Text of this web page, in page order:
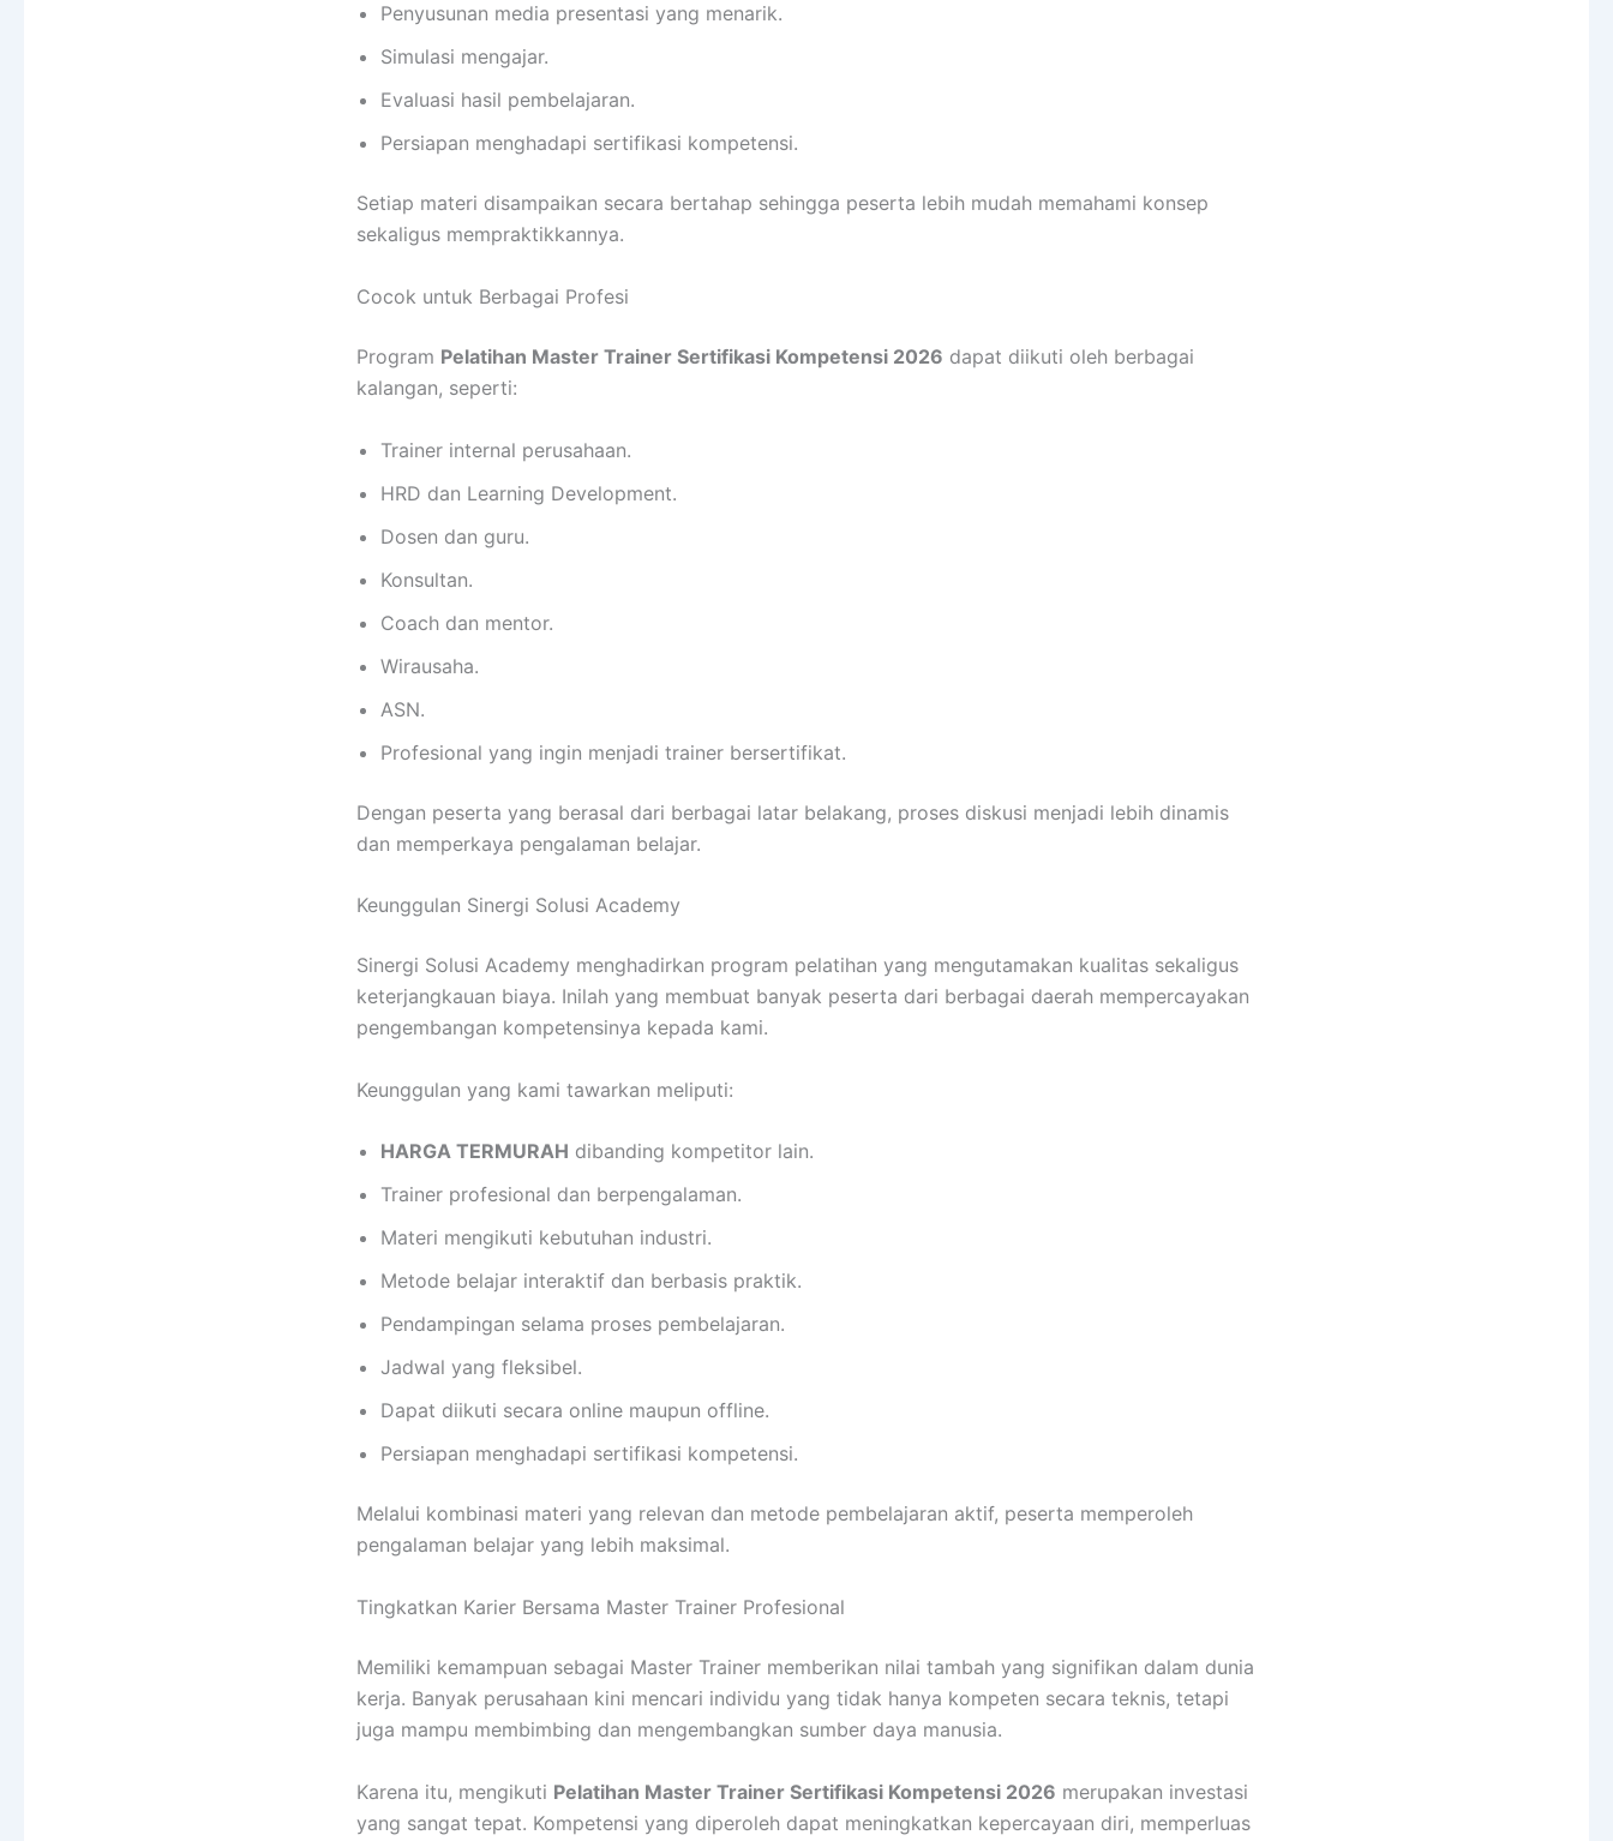
Penyusunan media presentasi yang menarik.
Simulasi mengajar.
Evaluasi hasil pembelajaran.
Persiapan menghadapi sertifikasi kompetensi.
Setiap materi disampaikan secara bertahap sehingga peserta lebih mudah memahami konsep
sekaligus mempraktikkannya.
Cocok untuk Berbagai Profesi
Program Pelatihan Master Trainer Sertifikasi Kompetensi 2026 dapat diikuti oleh berbagai
kalangan, seperti:
Trainer internal perusahaan.
HRD dan Learning Development.
Dosen dan guru.
Konsultan.
Coach dan mentor.
Wirausaha.
ASN.
Profesional yang ingin menjadi trainer bersertifikat.
Dengan peserta yang berasal dari berbagai latar belakang, proses diskusi menjadi lebih dinamis
dan memperkaya pengalaman belajar.
Keunggulan Sinergi Solusi Academy
Sinergi Solusi Academy menghadirkan program pelatihan yang mengutamakan kualitas sekaligus
keterjangkauan biaya. Inilah yang membuat banyak peserta dari berbagai daerah mempercayakan
pengembangan kompetensinya kepada kami.
Keunggulan yang kami tawarkan meliputi:
HARGA TERMURAH dibanding kompetitor lain.
Trainer profesional dan berpengalaman.
Materi mengikuti kebutuhan industri.
Metode belajar interaktif dan berbasis praktik.
Pendampingan selama proses pembelajaran.
Jadwal yang fleksibel.
Dapat diikuti secara online maupun offline.
Persiapan menghadapi sertifikasi kompetensi.
Melalui kombinasi materi yang relevan dan metode pembelajaran aktif, peserta memperoleh
pengalaman belajar yang lebih maksimal.
Tingkatkan Karier Bersama Master Trainer Profesional
Memiliki kemampuan sebagai Master Trainer memberikan nilai tambah yang signifikan dalam dunia
kerja. Banyak perusahaan kini mencari individu yang tidak hanya kompeten secara teknis, tetapi
juga mampu membimbing dan mengembangkan sumber daya manusia.
Karena itu, mengikuti Pelatihan Master Trainer Sertifikasi Kompetensi 2026 merupakan investasi
yang sangat tepat. Kompetensi yang diperoleh dapat meningkatkan kepercayaan diri, memperluas